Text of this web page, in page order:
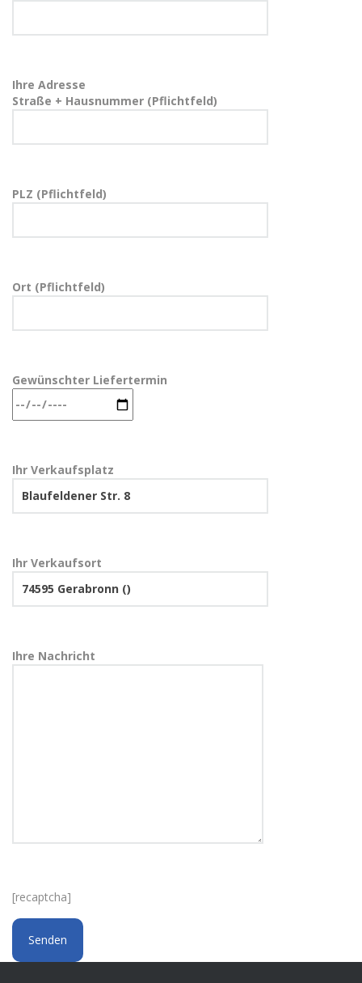
Ihre Adresse
Straße + Hausnummer (Pflichtfeld)
PLZ (Pflichtfeld)
Ort (Pflichtfeld)
Gewünschter Liefertermin
Ihr Verkaufsplatz
Ihr Verkaufsort
Ihre Nachricht
[recaptcha]